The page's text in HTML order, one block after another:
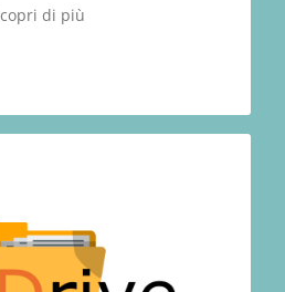
di più
disco in cloud
dei vostri file.
precedenti degli stessi per